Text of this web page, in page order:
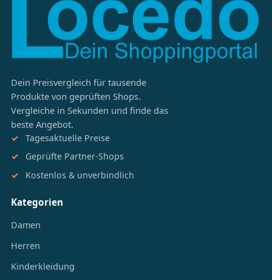
Dein Preisvergleich für tausende
Produkte von geprüften Shops.
Vergleiche in Sekunden und finde das
beste Angebot.
Tagesaktuelle Preise
Geprüfte Partner-Shops
Kostenlos & unverbindlich
Kategorien
Damen
Herren
Kinderkleidung